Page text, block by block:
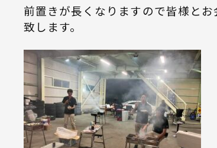
前置きが長くなりますので皆様と
致します。